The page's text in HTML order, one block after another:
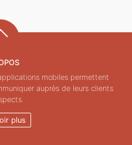
mobiles permettent
auprès de leurs clients
plus